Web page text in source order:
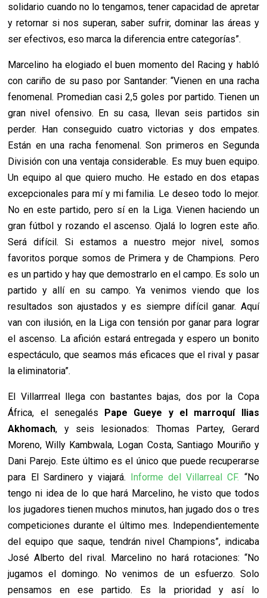
solidario cuando no lo tengamos, tener capacidad de apretar
y retornar si nos superan, saber sufrir, dominar las áreas y
ser efectivos, eso marca la diferencia entre categorías”.
Marcelino ha elogiado el buen momento del Racing y habló
con cariño de su paso por Santander: “Vienen en una racha
fenomenal. Promedian casi 2,5 goles por partido. Tienen un
gran nivel ofensivo. En su casa, llevan seis partidos sin
perder. Han conseguido cuatro victorias y dos empates.
Están en una racha fenomenal. Son primeros en Segunda
División con una ventaja considerable. Es muy buen equipo.
Un equipo al que quiero mucho. He estado en dos etapas
excepcionales para mí y mi familia. Le deseo todo lo mejor.
No en este partido, pero sí en la Liga. Vienen haciendo un
gran fútbol y rozando el ascenso. Ojalá lo logren este año.
Será difícil. Si estamos a nuestro mejor nivel, somos
favoritos porque somos de Primera y de Champions. Pero
es un partido y hay que demostrarlo en el campo. Es solo un
partido y allí en su campo. Ya venimos viendo que los
resultados son ajustados y es siempre difícil ganar. Aquí
van con ilusión, en la Liga con tensión por ganar para lograr
el ascenso. La afición estará entregada y espero un bonito
espectáculo, que seamos más eficaces que el rival y pasar
la eliminatoria”.
El Villarrreal llega con bastantes bajas, dos por la Copa
África, el senegalés Pape Gueye y el marroquí Ilias
Akhomach, y seis lesionados: Thomas Partey, Gerard
Moreno, Willy Kambwala, Logan Costa, Santiago Mouriño y
Dani Parejo. Este último es el único que puede recuperarse
para El Sardinero y viajará. Informe del Villarreal CF. “No
tengo ni idea de lo que hará Marcelino, he visto que todos
los jugadores tienen muchos minutos, han jugado dos o tres
competiciones durante el último mes. Independientemente
del equipo que saque, tendrán nivel Champions”, indicaba
José Alberto del rival. Marcelino no hará rotaciones: “No
jugamos el domingo. No venimos de un esfuerzo. Solo
pensamos en ese partido. Es la prioridad y así lo